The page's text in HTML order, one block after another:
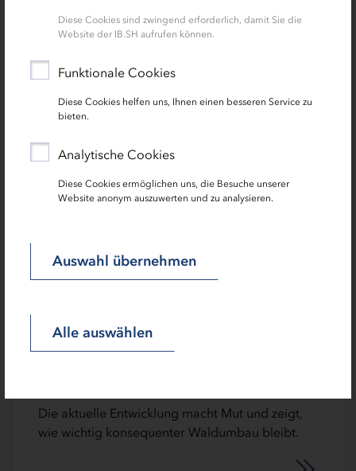
Diese Cookies sind zwingend erforderlich, damit Sie die
Website der IB.SH aufrufen können.
Funktionale Cookies
Diese Cookies helfen uns, Ihnen einen besseren Service zu
bieten.
Analytische Cookies
Diese Cookies ermöglichen uns, die Besuche unserer
Website anonym auszuwerten und zu analysieren.
Auswahl übernehmen
Alle auswählen
Schauspieler Peter Heinrich Brix über die
besondere Rolle, die Wald für ihn spiel und
engagiert.
Waldzustandsbericht 2025
Die aktuelle Entwicklung macht Mut und zeigt,
wie wichtig konsequenter Waldumbau bleibt.